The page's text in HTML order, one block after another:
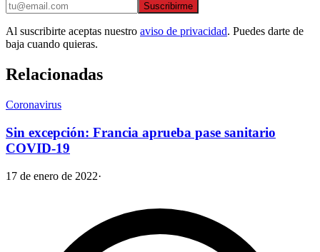
Suscribirme
Al suscribirte aceptas nuestro aviso de privacidad. Puedes darte de
baja cuando quieras.
Relacionadas
Coronavirus
Sin excepción: Francia aprueba pase sanitario
COVID-19
17 de enero de 2022·